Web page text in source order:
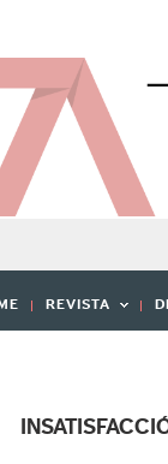
REVISTA